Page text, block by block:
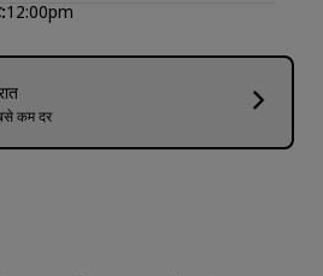
12:00pm
कम दर